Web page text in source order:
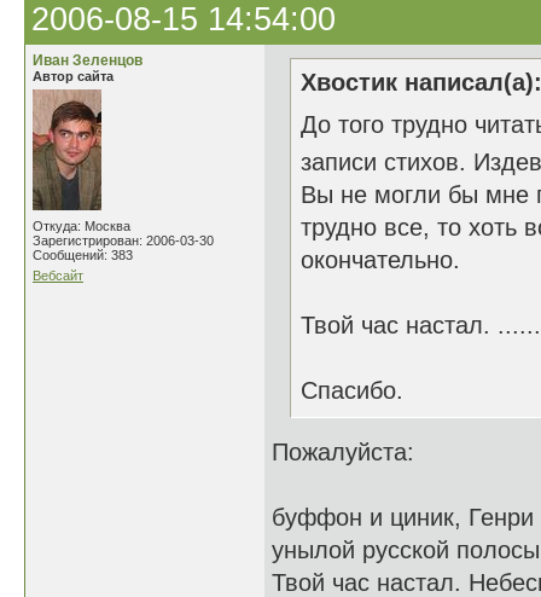
2006-08-15 14:54:00
Иван Зеленцов
Автор сайта
Откуда: Москва
Зарегистрирован: 2006-03-30
Сообщений: 383
Вебсайт
Хвостик написал(а):
До того трудно
записи стихов.
Вы не могли бы мне
трудно все, то хоть
окончательно.
Твой час настал.
Спасибо.
Пожалуйста:
буффон и циник,
унылой русской
Твой час настал.